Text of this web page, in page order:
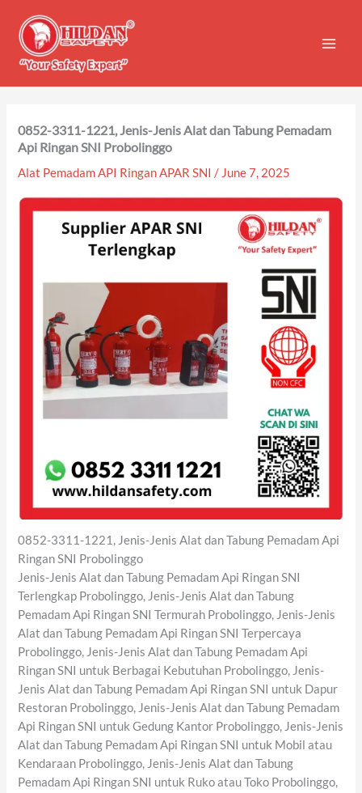
content
0852-3311-1221, Jenis-Jenis Alat dan Tabung Pemadam
Api Ringan SNI Probolinggo
Alat Pemadam API Ringan APAR SNI / June 7, 2025
0852-3311-1221, Jenis-Jenis Alat dan Tabung Pemadam Api
Ringan SNI Probolinggo
Jenis-Jenis Alat dan Tabung Pemadam Api Ringan SNI
Terlengkap Probolinggo, Jenis-Jenis Alat dan Tabung
Pemadam Api Ringan SNI Termurah Probolinggo, Jenis-Jenis
Alat dan Tabung Pemadam Api Ringan SNI Terpercaya
Probolinggo, Jenis-Jenis Alat dan Tabung Pemadam Api
Ringan SNI untuk Berbagai Kebutuhan Probolinggo, Jenis-
Jenis Alat dan Tabung Pemadam Api Ringan SNI untuk Dapur
Restoran Probolinggo, Jenis-Jenis Alat dan Tabung Pemadam
Api Ringan SNI untuk Gedung Kantor Probolinggo, Jenis-Jenis
Alat dan Tabung Pemadam Api Ringan SNI untuk Mobil atau
Kendaraan Probolinggo, Jenis-Jenis Alat dan Tabung
Pemadam Api Ringan SNI untuk Ruko atau Toko Probolinggo,